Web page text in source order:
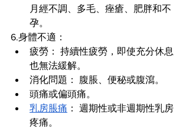
月經不調、多毛、痤瘡、肥胖和不
孕。
6.身體不適：
疲勞： 持續性疲勞，即使充分休息
也無法緩解。
消化問題： 腹脹、便秘或腹瀉。
頭痛或偏頭痛。
乳房脹痛 ： 週期性或非週期性乳房
疼痛。